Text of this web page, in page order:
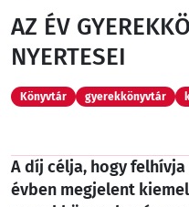
AZ ÉV
NYERTESEI
Könyvtár gyerekkönyvtár
A díj célja, hogy
évben megjelent